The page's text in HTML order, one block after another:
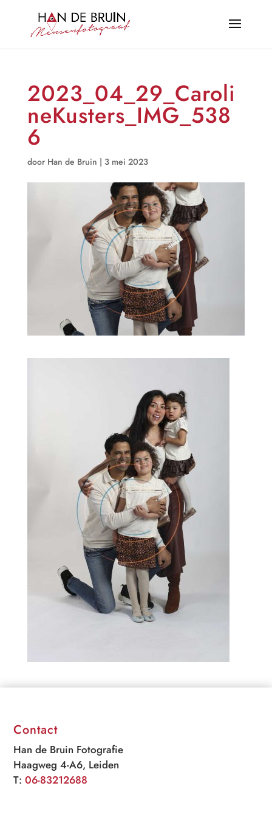
2023_04_29_Caroli
neKusters_IMG_538
6
door Han de Bruin | 3 mei 2023
Contact
Han de Bruin Fotografie
Haagweg 4-A6, Leiden
T:06-83212688